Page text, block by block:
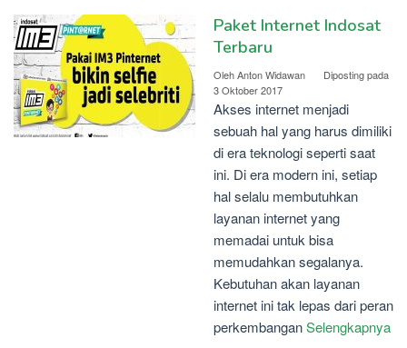
Paket Internet Indosat
Terbaru
OlehAnton Widawan
Diposting pada
3 Oktober 2017
Akses internet menjadi
sebuah hal yang harus dimiliki
di era teknologi seperti saat
ini. Di era modern ini, setiap
hal selalu membutuhkan
layanan internet yang
memadai untuk bisa
memudahkan segalanya.
Kebutuhan akan layanan
internet ini tak lepas dari peran
perkembanganSelengkapnya